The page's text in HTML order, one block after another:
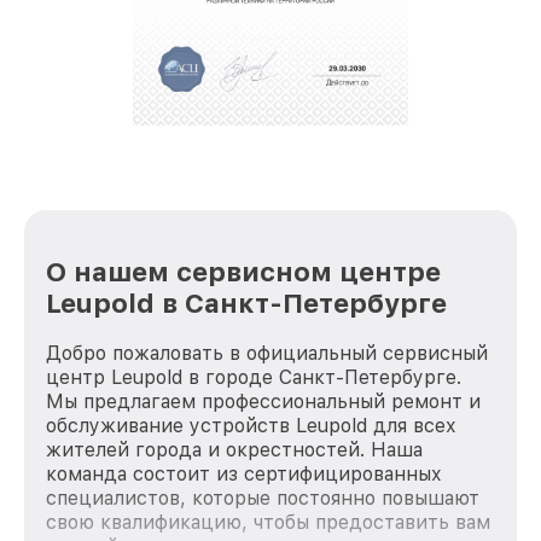
обеспечат доставку устройств в сервис в
За годы своей деятельности мы получали только
положительные отзывы и обрели отличную
стараемся каждый день делать наш сервис еще
О нашем сервисном центре
Leupold в Санкт-Петербурге
Добро пожаловать в официальный сервисный
центр Leupold в городе Санкт-Петербурге.
Мы предлагаем профессиональный ремонт и
обслуживание устройств Leupold для всех
жителей города и окрестностей. Наша
команда состоит из сертифицированных
специалистов, которые постоянно повышают
свою квалификацию, чтобы предоставить вам